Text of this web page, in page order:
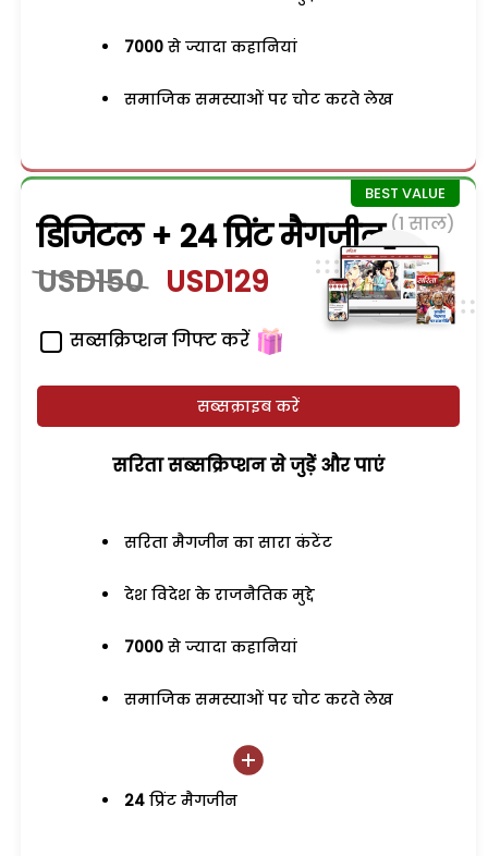
7000 से ज्यादा कहानियां
समाजिक समस्याओं पर चोट करते लेख
डिजिटल + 24 प्रिंट मैगजीन (1 साल)
USD150 USD129
सब्सक्रिप्शन गिफ्ट करें
सब्सक्राइब करें
सरिता सब्सक्रिप्शन से जुड़ेें और पाएं
सरिता मैगजीन का सारा कंटेंट
देश विदेश के राजनैतिक मुद्दे
7000 से ज्यादा कहानियां
समाजिक समस्याओं पर चोट करते लेख
24 प्रिंट मैगजीन